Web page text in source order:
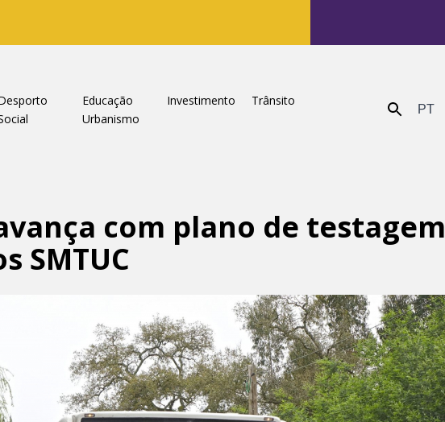
Educação Investimento
Trânsito
Urbanismo Enviar PT
com plano de testagem
SMTUC